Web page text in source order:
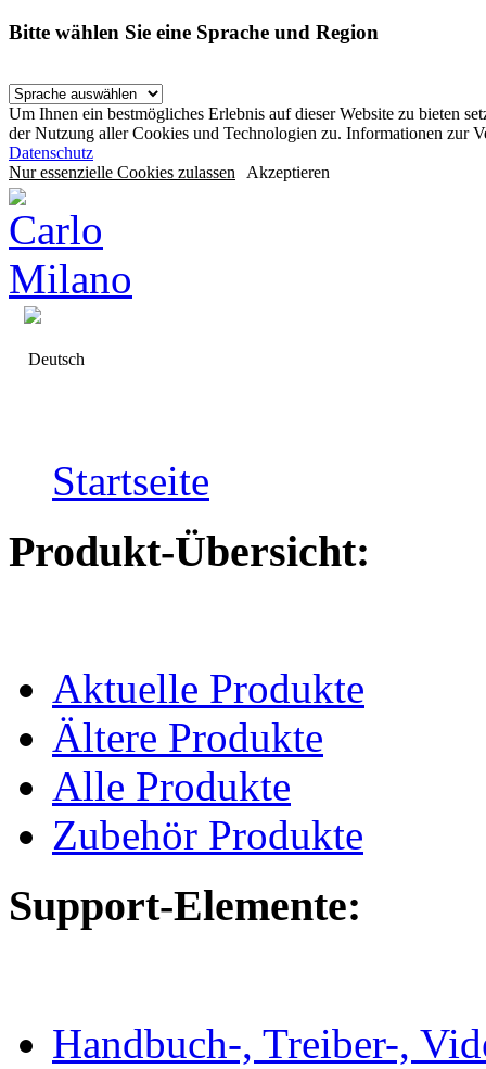
Bitte wählen Sie eine Sprache und Region
Um Ihnen ein bestmögliches Erlebnis auf dieser Website zu bieten
der Nutzung aller Cookies und Technologien zu. Informationen zur
Datenschutz
Nur essenzielle Cookies zulassen Akzeptieren
Deutsch
Startseite
Produkt-Übersicht:
Aktuelle Produkte
Ältere Produkte
Alle Produkte
Zubehör Produkte
Support-Elemente:
Handbuch-, Treiber-,